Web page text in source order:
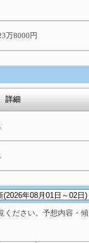
万8000円
詳細
ください。予想内容・傾